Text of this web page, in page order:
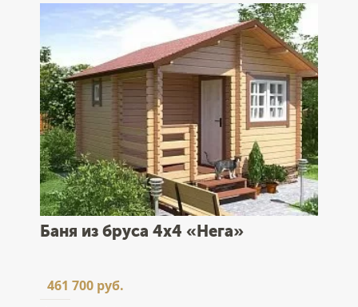
Баня из бруса 4x4 «Нега»
461 700 руб.